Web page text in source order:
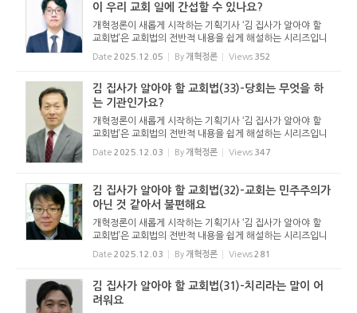
이 우리 교회 일에 간섭할 수 있나요?
개혁정론이 새롭게 시작하는 기획기사 ‘김 집사가 알아야 할
교회법’은 교회법의 전반적 내용을 쉽게 해설하는 시리즈입니
다. 기독교보와 함께 진행하는 시리즈로서 여기에 싣는 것은
기독교보의 허락을 받았습니다. 글 내용은 기독교보에 실린
Date 2025.12.05 By 개혁정론 Views 352
김 집사가 알아야 할 교회법(33)-당회는 무엇을 하
는 기관인가요?
개혁정론이 새롭게 시작하는 기획기사 ‘김 집사가 알아야 할
교회법’은 교회법의 전반적 내용을 쉽게 해설하는 시리즈입니
다. 기독교보와 함께 진행하는 시리즈로서 여기에 싣는 것은
기독교보의 허락을 받았습니다. 글 내용은 기독교보에 실린
Date 2025.12.03 By 개혁정론 Views 347
김 집사가 알아야 할 교회법(32)-교회는 민주주의가
아닌 것 같아서 불편해요
개혁정론이 새롭게 시작하는 기획기사 ‘김 집사가 알아야 할
교회법’은 교회법의 전반적 내용을 쉽게 해설하는 시리즈입니
다. 기독교보와 함께 진행하는 시리즈로서 여기에 싣는 것은
기독교보의 허락을 받았습니다. 글 내용은 기독교보에 실린
Date 2025.12.03 By 개혁정론 Views281
김 집사가 알아야 할 교회법(31)-치리라는 말이 어
려워요